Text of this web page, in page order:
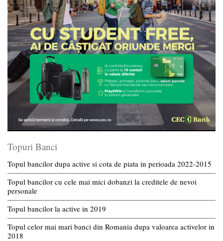
Topuri Banci
Topul bancilor dupa active si cota de piata in perioada 2022-2015
Topul bancilor cu cele mai mici dobanzi la creditele de nevoi
personale
Topul bancilor la active in 2019
Topul celor mai mari banci din Romania dupa valoarea activelor in
2018